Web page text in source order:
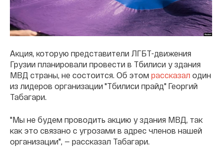
Акция, которую представители ЛГБТ-движения
Грузии планировали провести в Тбилиси у здания
МВД страны, не состоится. Об этом рассказал один
из лидеров организации "Тбилиси прайд" Георгий
Табагари.
"Мы не будем проводить акцию у здания МВД, так
как это связано с угрозами в адрес членов нашей
организации", — рассказал Табагари.